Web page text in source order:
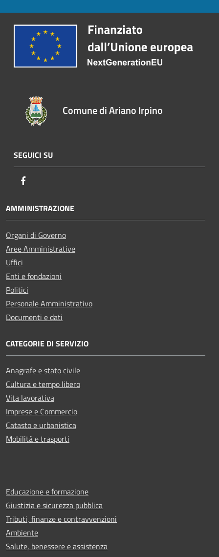
Comune di Ariano Irpino
SEGUICI SU
AMMINISTRAZIONE
Organi di Governo
Aree Amministrative
Uffici
Enti e fondazioni
Politici
Personale Amministrativo
Documenti e dati
CATEGORIE DI SERVIZIO
Anagrafe e stato civile
Cultura e tempo libero
Vita lavorativa
Imprese e Commercio
Catasto e urbanistica
Mobilità e trasporti
Educazione e formazione
Giustizia e sicurezza pubblica
Tributi, finanze e contravvenzioni
Ambiente
Salute, benessere e assistenza